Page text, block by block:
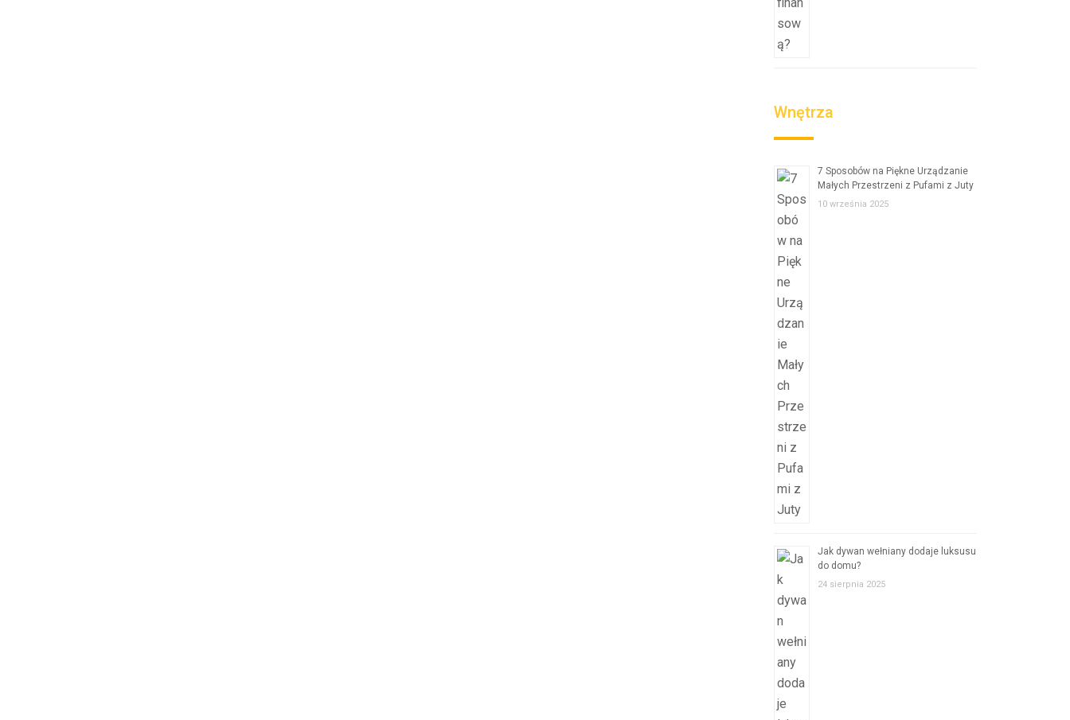
Wnętrza
7 Sposobów na Piękne Urządzanie
Małych Przestrzeni z Pufami z Juty
10 września 2025
Jak dywan wełniany dodaje luksusu
do domu?
24 sierpnia 2025